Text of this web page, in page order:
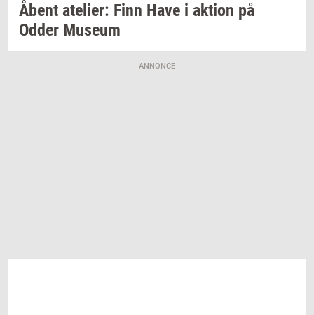
Åbent ate­li­er: Finn Have i ak­tion på
Odder Mu­se­um
ANNONCE